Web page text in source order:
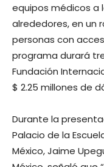
equipos médicos a
alrededores, en un
personas con
programa durará
Fundación
$ 2.25 millones de
Durante la
Palacio de la
México, Jaime